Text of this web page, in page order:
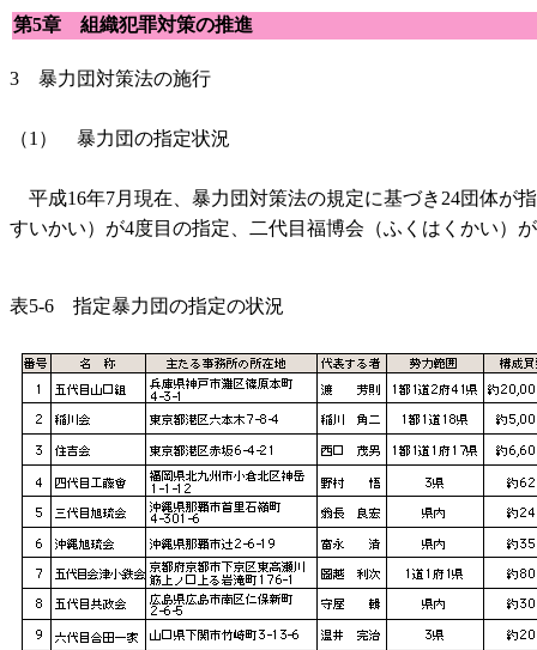
第5章 組織犯罪対策の推進
3 暴力団対策法の施行
（1） 暴力団の指定状況
平成16年7月現在、暴力団対策法の規定に基づき24団体が
すいかい）が4度目の指定、二代目福博会（ふくはくかい）
表5-6 指定暴力団の指定の状況